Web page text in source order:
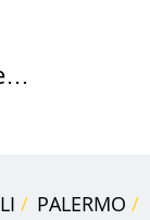
PALERMO